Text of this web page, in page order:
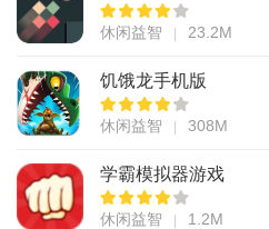
休闲益智 23.2M
饥饿龙手机版
休闲益智 308M
学霸模拟器游戏
休闲益智 1.2M